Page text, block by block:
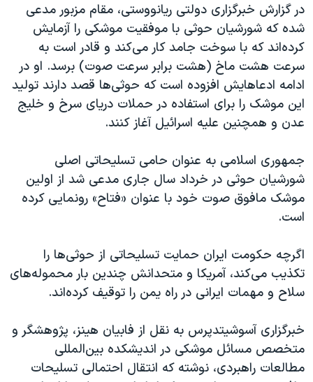
در گزارش خبرگزاری دولتی ریانووستی، مقام مزبور مدعی
شده که شورشیان حوثی با موفقیت موشکی را آزمایش
کرده‌اند که با سوخت جامد کار می‌کند و قادر است به
سرعت هشت ماخ (هشت برابر سرعت صوت) برسد. او در
ادامه ادعاهایش افزوده است که حوثی‌ها قصد دارند تولید
این موشک را برای استفاده در حملات دریای سرخ و خلیج
عدن و همچنین علیه اسرائیل آغاز کنند.
جمهوری اسلامی به عنوان حامی تسلیحاتی اصلی
شورشیان حوثی در خرداد سال جاری مدعی شد از اولین
موشک مافوق صوت خود با عنوان «فتاح» رونمایی کرده
است.
اگرچه حکومت ایران حمایت تسلیحاتی از حوثی‌ها را
تکذیب می‌کند، آمریکا و متحدانش چندین بار محموله‌های
سلاح و مهمات ایرانی در راه یمن را توقیف کرده‌اند.
خبرگزاری آسوشیتدپرس به نقل از فابیان هینز، پژوهشگر و
متخصص مسائل موشکی در اندیشکده بین‌المللی
مطالعات راهبردی، نوشته که انتقال احتمالی تسلیحات